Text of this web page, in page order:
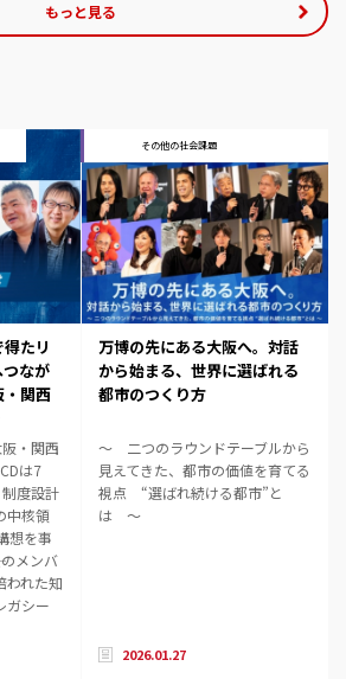
もっと見る
たリ
なが
・関西
・関西
は7
度設計
中核領
想を事
のメンバ
われた知
ガシー
その他の社会課題
万博の先にある大阪へ。対話
から始まる、世界に選ばれる
都市のつくり方
～ 二つのラウンドテーブルから
見えてきた、都市の価値を育てる
視点 “選ばれ続ける都市”と
は ～
2026.01.27